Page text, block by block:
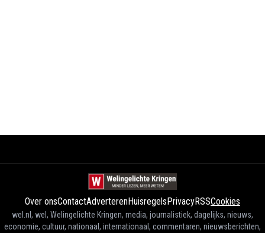
Over onsContactAdverterenHuisregelsPrivacyRSSCookies
wel.nl, wel, Welingelichte Kringen, media, journalistiek, dagelijks, nieuws,
economie, cultuur, nationaal, internationaal, commentaren, nieuwsberichten,